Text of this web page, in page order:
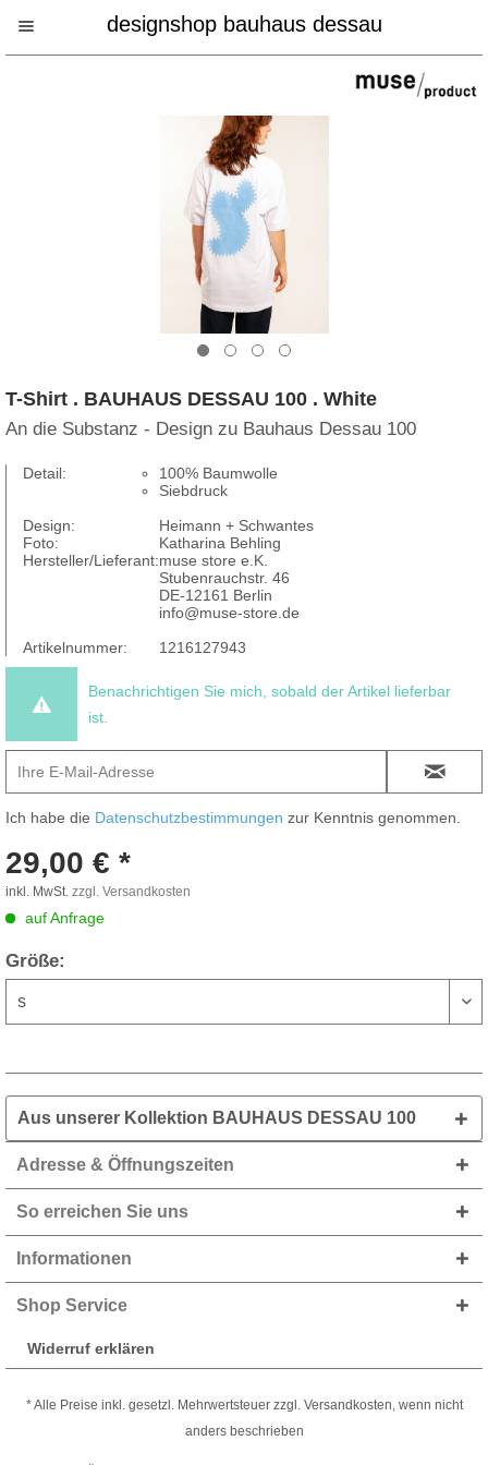
designshop bauhaus dessau
T-Shirt . BAUHAUS DESSAU 100 . White
An die Substanz - Design zu Bauhaus Dessau 100
Detail:
100% Baumwolle
Siebdruck
Design:
Heimann + Schwantes
Foto:
Katharina Behling
Hersteller/Lieferant:muse store e.K.
Stubenrauchstr. 46
DE-12161 Berlin
info@muse-store.de
Artikelnummer:
1216127943
Benachrichtigen Sie mich, sobald der Artikel lieferbar
ist.
Ich habe die Datenschutzbestimmungen zur Kenntnis genommen.
29,00 € *
inkl. MwSt. zzgl. Versandkosten
auf Anfrage
Größe:
Aus unserer Kollektion BAUHAUS DESSAU 100
Adresse & Öffnungszeiten
So erreichen Sie uns
Informationen
Shop Service
Widerruf erklären
* Alle Preise inkl. gesetzl. Mehrwertsteuer zzgl. Versandkosten, wenn nicht
anders beschrieben